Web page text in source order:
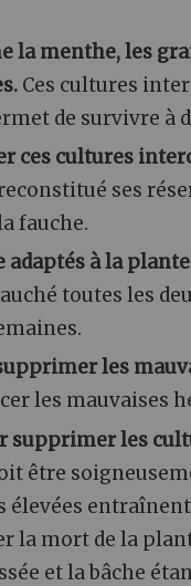
la menthe, les
Ces cultures
de survivre à
cultures
ses
fauche.
adaptés à la
toutes les
les
les mauvaises
supprimer les
être
élevées
la mort de la
et la bâche